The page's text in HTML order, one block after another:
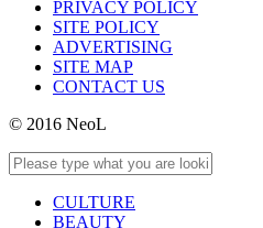
PRIVACY POLICY
SITE POLICY
ADVERTISING
SITE MAP
CONTACT US
© 2016 NeoL
CULTURE
BEAUTY